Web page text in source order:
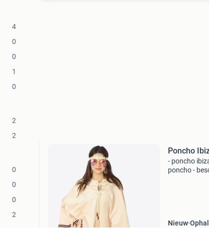
4
0
0
1
0
2
2
0
0
0
2
Poncho
- poncho
poncho -
Nieuw